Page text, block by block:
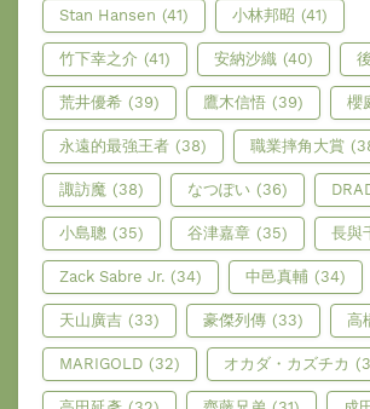
Stan Hansen (41) 小林邦昭 (41)
竹下幸之介 (41) 安納沙織 (40)
荒井優希 (39) 鷹木信悟 (39) 櫻
永遠的最強王者 (38) 職業摔角大賞
諏訪魔 (38) なつぽい (36)
小島聰 (35) 谷津嘉章 (35) 長與
Zack Sabre Jr. (34) 中邑真輔 (34)
天山廣吉 (33) 豪傑列傳 (33) 高
MARIGOLD (32) オカダ・カズチカ